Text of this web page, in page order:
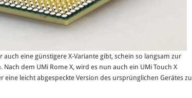
eine günstigere X-Variante gibt, schein so langsam zur
dem UMi Rome X, wird es nun auch ein UMi Touch X
eine leicht abgespeckte Version des ursprünglichen Gerätes zu